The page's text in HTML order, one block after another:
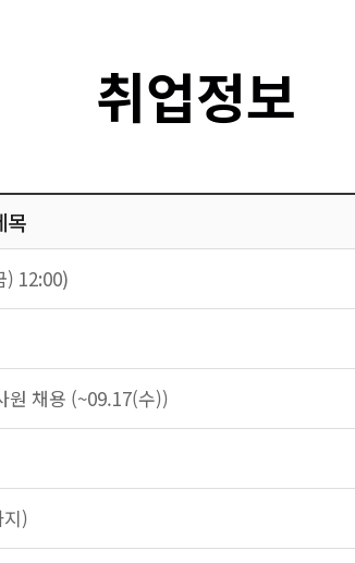
취업정보
목
) 12:00)
원 채용 (~09.17(수))
)